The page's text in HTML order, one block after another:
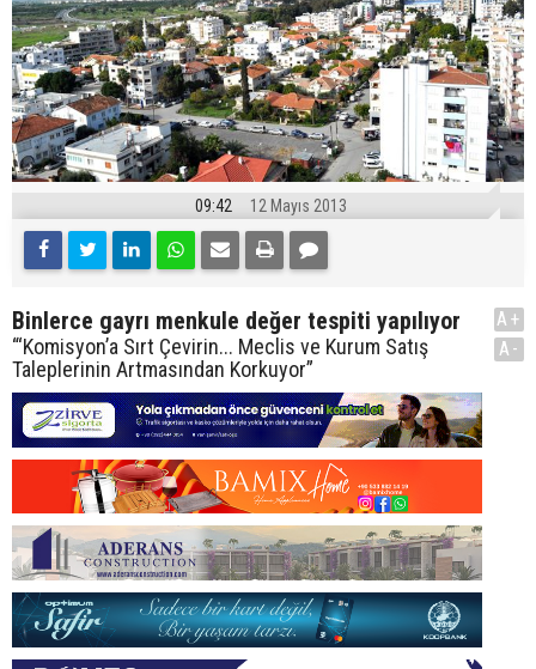
09:42 12 Mayıs 2013
Binlerce gayrı menkule değer tespiti yapılıyor
“‘Komisyon’a Sırt Çevirin... Meclis ve Kurum Satış
Taleplerinin Artmasından Korkuyor”
A+
A-